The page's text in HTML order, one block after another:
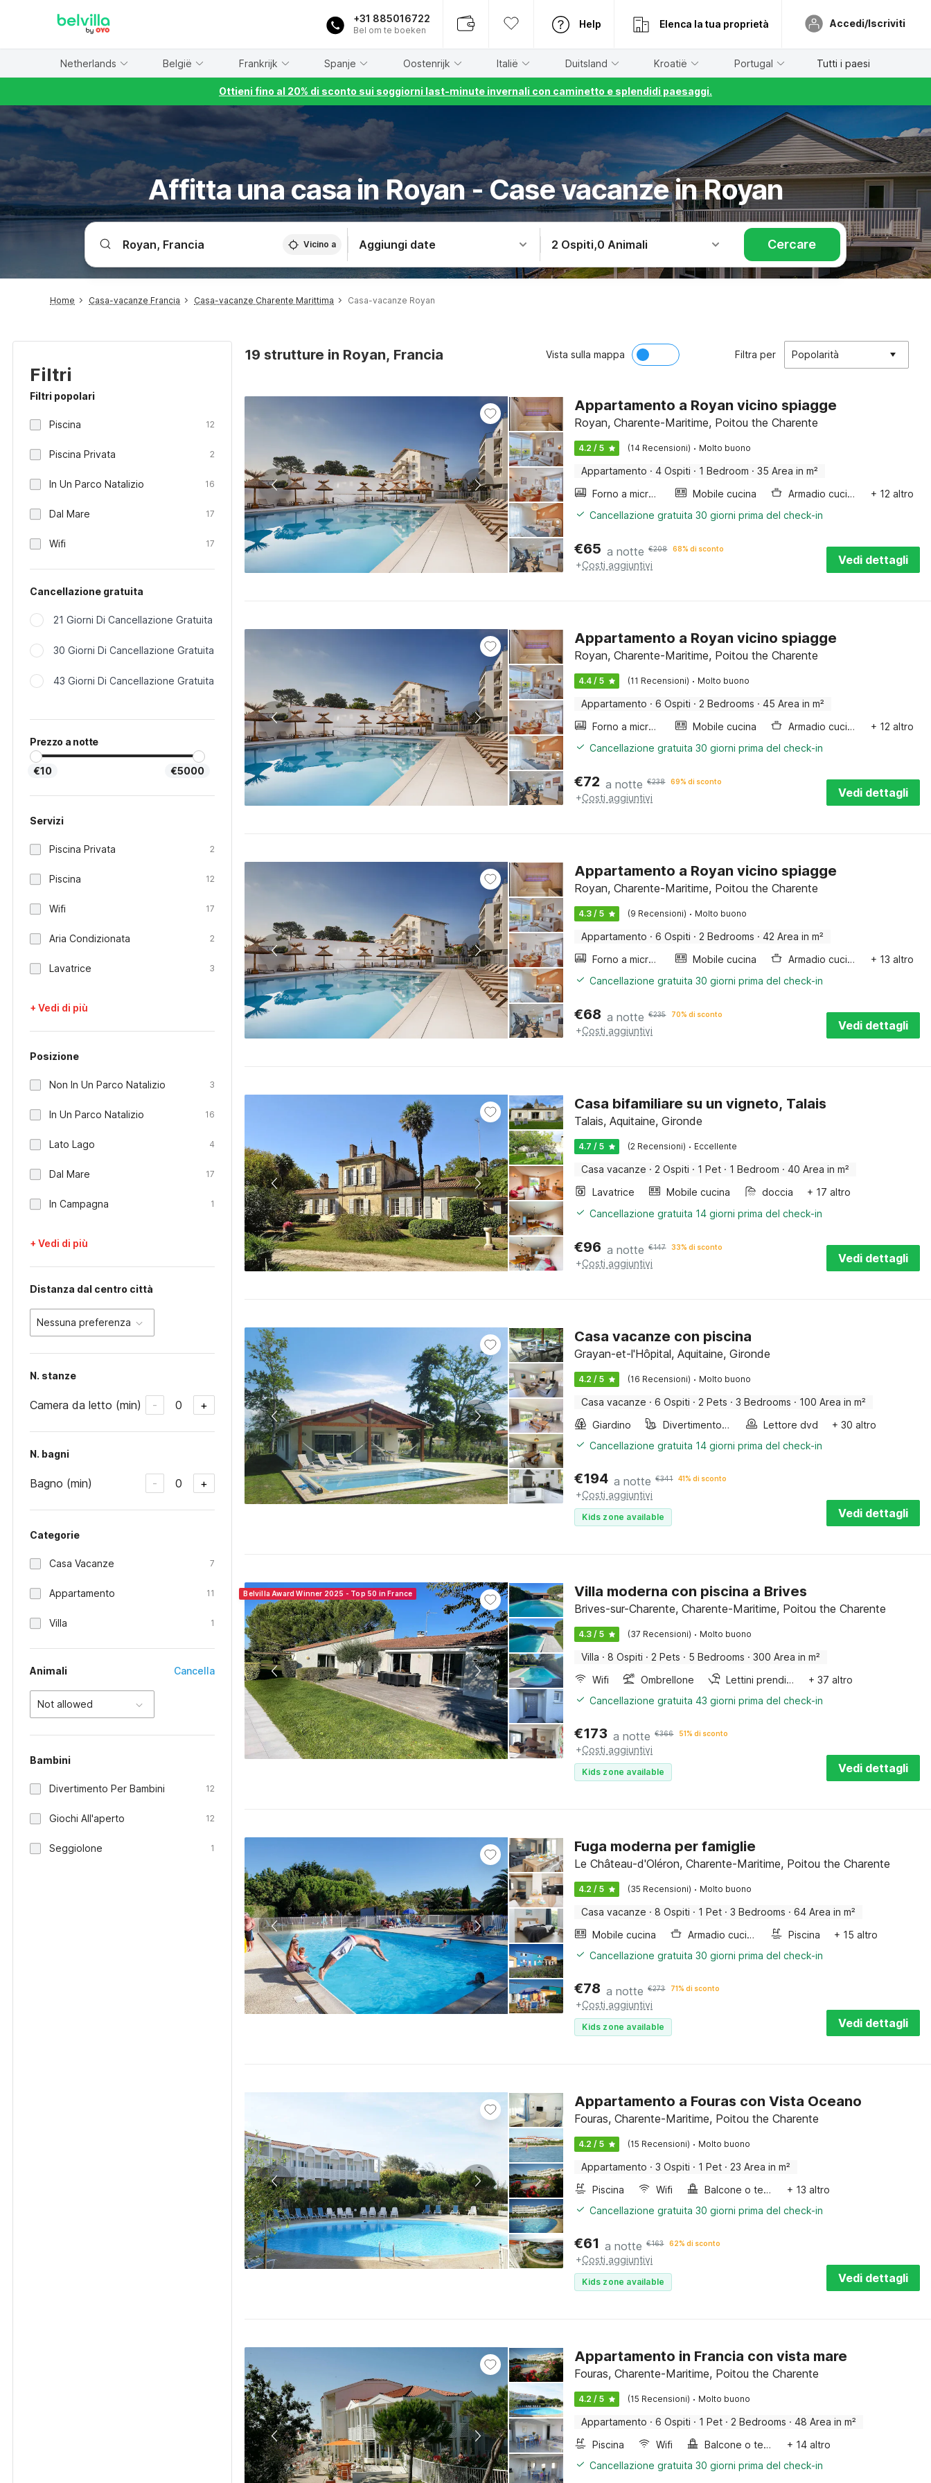
+31 885016722
Bel om te boeken
Help Elenca la tua proprietà Accedi/Iscriviti
Netherlands België Frankrijk Spanje Oostenrijk Italië Duitsland Kroatië Portugal Tutti i paesi
Ottieni fino al 20% di sconto sui soggiorni last-minute invernali con caminetto e splendidi paesaggi.
Affitta una casa in Royan - Case vacanze in Royan
Vicino a Aggiungi date 2 Ospiti,0 Animali Cercare
Home Casa-vacanze Francia Casa-vacanze Charente Marittima Casa-vacanze Royan
Filtri
Filtri popolari
Piscina 12
Piscina Privata 2
In Un Parco Natalizio 16
Dal Mare 17
Wifi 17
Cancellazione gratuita
21 Giorni Di Cancellazione Gratuita
30 Giorni Di Cancellazione Gratuita
43 Giorni Di Cancellazione Gratuita
Prezzo a notte
€10 €5000
Servizi
Piscina Privata 2
Piscina 12
Wifi 17
Aria Condizionata 2
Lavatrice 3
+ Vedi di più
Posizione
Non In Un Parco Natalizio 3
In Un Parco Natalizio 16
Lato Lago 4
Dal Mare 17
In Campagna 1
+ Vedi di più
Distanza dal centro città
Nessuna preferenza
N. stanze
Camera da letto (min) - 0 +
N. bagni
Bagno (min) - 0 +
Categorie
Casa Vacanze 7
Appartamento 11
Villa 1
Animali Cancella
Not allowed
Bambini
Divertimento Per Bambini 12
Giochi All'aperto 12
Seggiolone 1
19 strutture in Royan, Francia Vista sulla mappa Filtra per Popolarità
Appartamento a Royan vicino spiagge
Royan, Charente-Maritime, Poitou the Charente
4.2 / 5 (14 Recensioni) · Molto buono
Appartamento · 4 Ospiti · 1 Bedroom · 35 Area in m²
Forno a microonde combinato
Mobile cucina Armadio cucina
+ 12 altro
Cancellazione gratuita 30 giorni prima del check-in
€65 a notte €208 68% di sconto
+Costi aggiuntivi Vedi dettagli
Appartamento a Royan vicino spiagge
Royan, Charente-Maritime, Poitou the Charente
4.4 / 5 (11 Recensioni) · Molto buono
Appartamento · 6 Ospiti · 2 Bedrooms · 45 Area in m²
Forno a microonde combinato
Mobile cucina Armadio cucina
+ 12 altro
Cancellazione gratuita 30 giorni prima del check-in
€72 a notte €238 69% di sconto
+Costi aggiuntivi Vedi dettagli
Appartamento a Royan vicino spiagge
Royan, Charente-Maritime, Poitou the Charente
4.3 / 5 (9 Recensioni) · Molto buono
Appartamento · 6 Ospiti · 2 Bedrooms · 42 Area in m²
Forno a microonde combinato
Mobile cucina Armadio cucina
+ 13 altro
Cancellazione gratuita 30 giorni prima del check-in
€68 a notte €235 70% di sconto
+Costi aggiuntivi Vedi dettagli
Casa bifamiliare su un vigneto, Talais
Talais, Aquitaine, Gironde
4.7 / 5 (2 Recensioni) · Eccellente
Casa vacanze · 2 Ospiti · 1 Pet · 1 Bedroom · 40 Area in m²
Lavatrice
Mobile cucina doccia
+ 17 altro
Cancellazione gratuita 14 giorni prima del check-in
€96 a notte €147 33% di sconto
+Costi aggiuntivi Vedi dettagli
Casa vacanze con piscina
Grayan-et-l'Hôpital, Aquitaine, Gironde
4.2 / 5 (16 Recensioni) · Molto buono
Casa vacanze · 6 Ospiti · 2 Pets · 3 Bedrooms · 100 Area in m²
Giardino
Divertimento per bambini Lettore dvd
+ 30 altro
Cancellazione gratuita 14 giorni prima del check-in
€194 a notte €341 41% di sconto
+Costi aggiuntivi
Kids zone available Vedi dettagli
Belvilla Award Winner 2025 - Top 50 in France Villa moderna con piscina a Brives
Brives-sur-Charente, Charente-Maritime, Poitou the Charente
4.3 / 5 (37 Recensioni) · Molto buono
Villa · 8 Ospiti · 2 Pets · 5 Bedrooms · 300 Area in m²
Wifi
Ombrellone Lettini prendisole
+ 37 altro
Cancellazione gratuita 43 giorni prima del check-in
€173 a notte €366 51% di sconto
+Costi aggiuntivi
Kids zone available Vedi dettagli
Fuga moderna per famiglie
Le Château-d'Oléron, Charente-Maritime, Poitou the Charente
4.2 / 5 (35 Recensioni) · Molto buono
Casa vacanze · 8 Ospiti · 1 Pet · 3 Bedrooms · 64 Area in m²
Mobile cucina
Armadio cucina Piscina
+ 15 altro
Cancellazione gratuita 30 giorni prima del check-in
€78 a notte €273 71% di sconto
+Costi aggiuntivi
Kids zone available Vedi dettagli
Appartamento a Fouras con Vista Oceano
Fouras, Charente-Maritime, Poitou the Charente
4.2 / 5 (15 Recensioni) · Molto buono
Appartamento · 3 Ospiti · 1 Pet · 23 Area in m²
Piscina
Wifi Balcone o terrazza
+ 13 altro
Cancellazione gratuita 30 giorni prima del check-in
€61 a notte €163 62% di sconto
+Costi aggiuntivi
Kids zone available Vedi dettagli
Appartamento in Francia con vista mare
Fouras, Charente-Maritime, Poitou the Charente
4.2 / 5 (15 Recensioni) · Molto buono
Appartamento · 6 Ospiti · 1 Pet · 2 Bedrooms · 48 Area in m²
Piscina
Wifi Balcone o terrazza
+ 14 altro
Cancellazione gratuita 30 giorni prima del check-in